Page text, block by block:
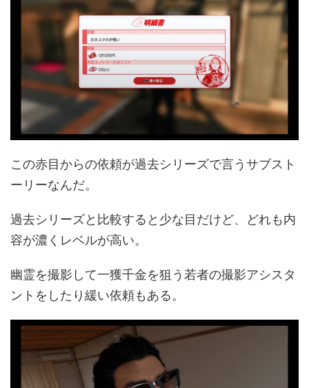
この赤目からの依頼が過去シリーズで言うサブスト
ーリーなんだ。
過去シリーズと比較すると少な目だけど、どれも内
容が濃くレベルが高い。
幽霊を撮影して一獲千金を狙う若者の撮影アシスタ
ントをしたり緩い依頼もある。